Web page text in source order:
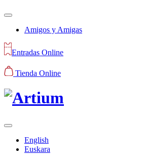
Amigos y Amigas
Entradas Online
Tienda Online
English
Euskara